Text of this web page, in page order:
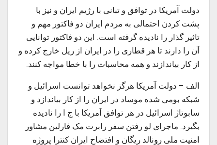
دولت آمریکا در توافق و تبانی با رژیم ایران و نیز با
پشت کردن احتمالی به مردم ایران دو فاکتور مهم و
تاثیر گذار را نادیده گرفته است. این دو فاکتور توانایی
آن را دارند تا هر قطاری را در ایران از ریل خارج کرده و
از کار بیاندازند و همه محاسبات را با خطا مواجه کنند.
الف – دولت آمریکا هرگز نخواهد توانست اسرائیل و
شبکه بومی شده موساد در ایران را از کار بیاندازد و
سابوتاژ اسرائیل در هر توافق آمریکا با ج ا را نادیده
بگیرد. ماجرای لو رفتن سفر رابرت مک فارلین مشاور
امنیت ملی رونالد ریگان و افتضاح ایران کنترا پروژه